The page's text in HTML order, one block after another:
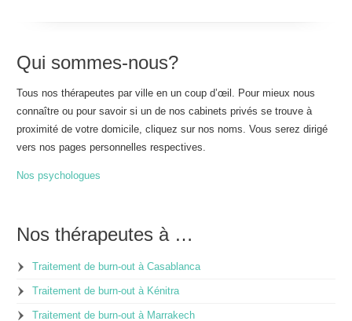
Qui sommes-nous?
Tous nos thérapeutes par ville en un coup d’œil. Pour mieux nous
connaître ou pour savoir si un de nos cabinets privés se trouve à
proximité de votre domicile, cliquez sur nos noms. Vous serez dirigé
vers nos pages personnelles respectives.
Nos psychologues
Nos thérapeutes à …
Traitement de burn-out à Casablanca
Traitement de burn-out à Kénitra
Traitement de burn-out à Marrakech